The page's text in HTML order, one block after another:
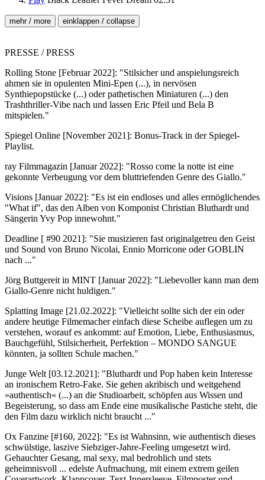
mehr / more einklappen / collapse
PRESSE / PRESS
Rolling Stone [Februar 2022]: "Stilsicher und anspielungsreich
ahmen sie in opulenten Mini-Epen (...), in nervösen
Synthiepopstücke (...) oder pathetischen Miniaturen (...) den
Trashthriller-Vibe nach und lassen Eric Pfeil und Bela B
mitspielen."
Spiegel Online [November 2021]: Bonus-Track in der Spiegel-
Playlist.
ray Filmmagazin [Januar 2022]: "Rosso come la notte ist eine
gekonnte Verbeugung vor dem bluttriefenden Genre des Giallo."
Visions [Januar 2022]: "Es ist ein endloses und alles ermöglichendes
"What if", das den Alben von Komponist Christian Bluthardt und
Sängerin Yvy Pop innewohnt."
Deadline [ #90 2021]: "Sie musizieren fast originalgetreu den Geist
und Sound von Bruno Nicolai, Ennio Morricone oder GOBLIN
nach ..."
Jörg Buttgereit in MINT [Januar 2022]: "Liebevoller kann man dem
Giallo-Genre nicht huldigen."
Splatting Image [21.02.2022]: "Vielleicht sollte sich der ein oder
andere heutige Filmemacher einfach diese Scheibe auflegen um zu
verstehen, worauf es ankommt: auf Emotion, Liebe, Enthusiasmus,
Bauchgefühl, Stilsicherheit, Perfektion – MONDO SANGUE
könnten, ja sollten Schule machen."
Junge Welt [03.12.2021]: "Bluthardt und Pop haben kein Interesse
an ironischem Retro-Fake. Sie gehen akribisch und weitgehend
»authentisch« (...) an die Studioarbeit, schöpfen aus Wissen und
Begeisterung, so dass am Ende eine musikalische Pastiche steht, die
den Film dazu wirklich nicht braucht ..."
Ox Fanzine [#160, 2022]: "Es ist Wahnsinn, wie authentisch dieses
schwülstige, laszive Siebziger-Jahre-Feeling umgesetzt wird.
Gehauchter Gesang, mal sexy, mal bedrohlich und stets
geheimnisvoll ... edelste Aufmachung, mit einem extrem geilen